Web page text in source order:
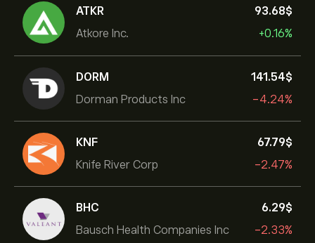
ATKR
Atkore Inc.
93.68‎$‎
+0.16%
DORM
Dorman Products Inc
141.54‎$‎
-4.24%
KNF
Knife River Corp
67.79‎$‎
-2.47%
BHC
Bausch Health Companies Inc
6.29‎$‎
-2.33%